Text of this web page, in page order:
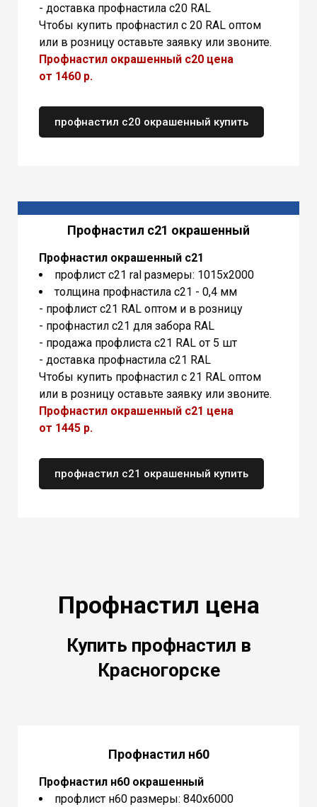
- доставка профнастила с20 RAL
Чтобы купить профнастил с 20 RAL оптом
или в розницу оставьте заявку или звоните.
Профнастил окрашенный с20 цена
от 1460 р.
профнастил с20 окрашенный купить
Профнастил с21 окрашенный
Профнастил окрашенный с21
профлист с21 ral размеры: 1015х2000
толщина профнастила с21 - 0,4 мм
- профлист с21 RAL оптом и в розницу
- профнастил с21 для забора RAL
- продажа профлиста с21 RAL от 5 шт
- доставка профнастила с21 RAL
Чтобы купить профнастил с 21 RAL оптом
или в розницу оставьте заявку или звоните.
Профнастил окрашенный с21 цена
от 1445 р.
профнастил с21 окрашенный купить
Профнастил цена
Купить профнастил в
Красногорске
Профнастил н60
Профнастил н60 окрашенный
профлист н60 размеры: 840х6000